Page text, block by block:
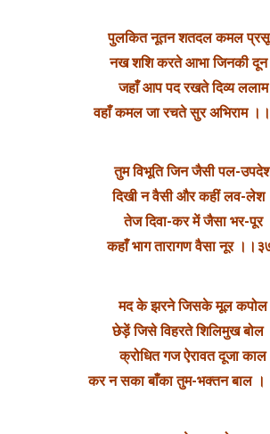
पुलकित नूतन शतदल कमल
नख शशि करते आभा जिनकी
जहाँ आप पद रखते दिव्य
वहाँ कमल जा रचते सुर अभिराम
तुम विभूति जिन जैसी पल-
दिखी न वैसी और कहीं लव-लेश
तेज दिवा-कर में जैसा भर-पूर
कहाँ भाग तारागण वैसा नूर
मद के झरने जिसके मूल कपोल
छेड़ें जिसे विहरते शिलिमुख बोल
क्रोधित गज ऐरावत दूजा काल
कर न सका बाँका तुम-भक्तन बाल